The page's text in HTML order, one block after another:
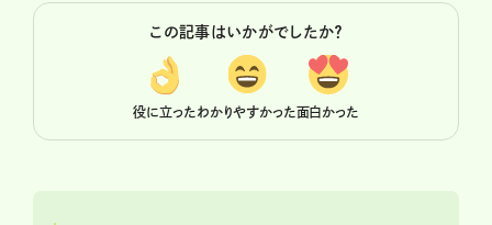
この記事はいかがでしたか？
役に立ったわかりやすかった面白かった